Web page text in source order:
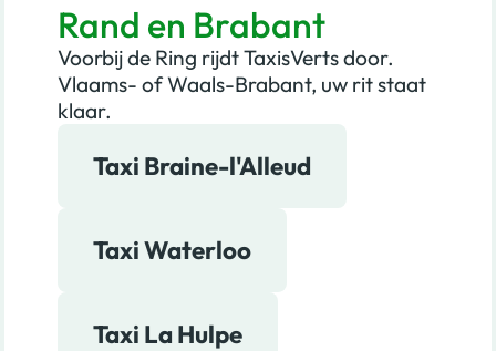
Rand en Brabant
Voorbij de Ring rijdt TaxisVerts door.
Vlaams- of Waals-Brabant, uw rit staat
klaar.
Taxi Braine-l'Alleud
Taxi Waterloo
Taxi La Hulpe